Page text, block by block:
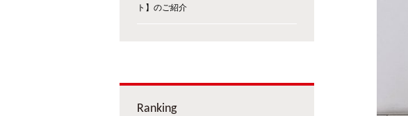
ト】のご紹介
Ranking